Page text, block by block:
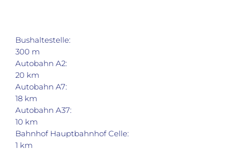
Bushaltestelle:
300 m
Autobahn A2:
20 km
Autobahn A7:
18 km
Autobahn A37:
10 km
Bahnhof Hauptbahnhof Celle:
1 km